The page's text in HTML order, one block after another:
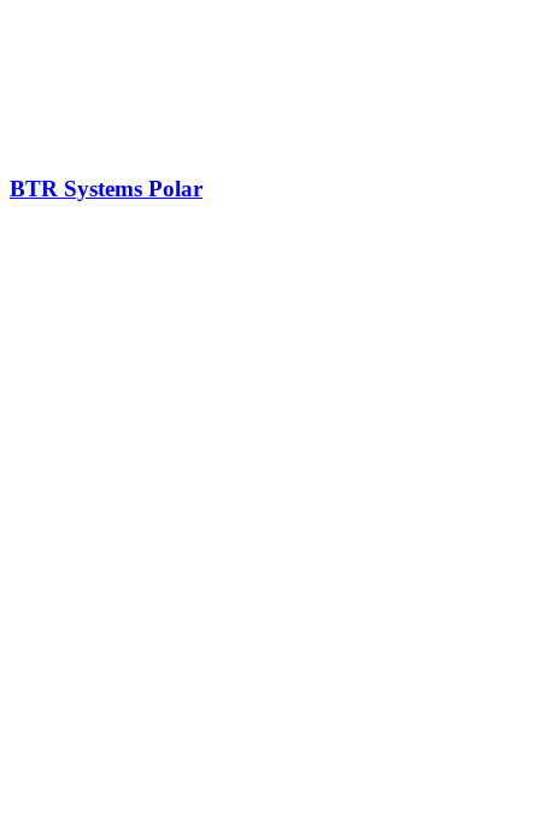
BTR Systems Polar